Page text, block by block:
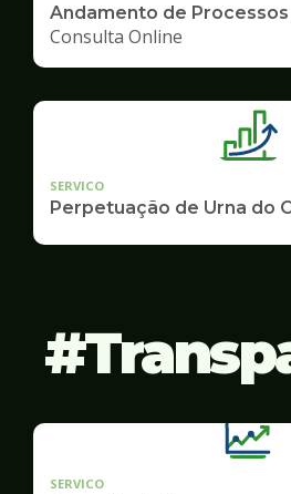
Andamento de
Consulta Online
SERVICO
Perpetuação de Urna do
SERVICO